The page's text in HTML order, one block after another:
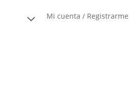
3 Mi cuenta / Registrarme